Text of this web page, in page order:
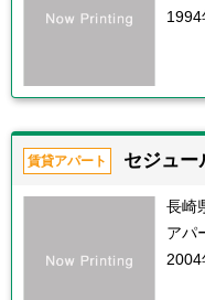
1994
賃貸アパート セジュー
長崎
アパ
2004